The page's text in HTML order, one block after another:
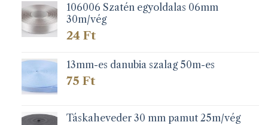
106006 Szatén egyoldalas 06mm
30m/vég
24 Ft
13mm-es danubia szalag 50m-es
75 Ft
Táskaheveder 30 mm pamut 25m/vég